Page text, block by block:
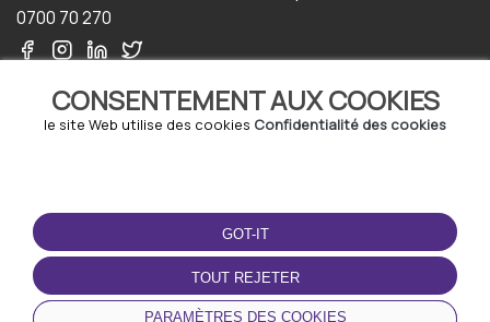
CONSENTEMENT AUX COOKIES
le site Web utilise des cookies Confidentialité des cookies
GOT-IT
TOUT REJETER
PARAMÈTRES DES COOKIES
0700 70 270
TERMS-OF-USE
Termes et conditions
Politique de confidentialité
Politique relative aux
cookies
TÉLÉCHARGEZ
L'APPLICATION